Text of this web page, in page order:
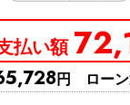
払い額
円 ローン